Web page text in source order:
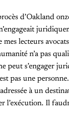
d’Oakland
mes lecteurs
n’a pas
peut s’engager
pas une
à un
l’exécution. Il